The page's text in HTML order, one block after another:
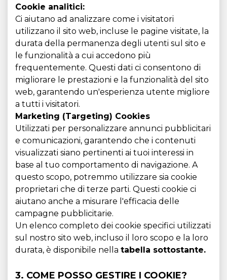
Cookie analitici:
Ci aiutano ad analizzare come i visitatori
utilizzano il sito web, incluse le pagine visitate, la
durata della permanenza degli utenti sul sito e
le funzionalità a cui accedono più
frequentemente. Questi dati ci consentono di
migliorare le prestazioni e la funzionalità del sito
web, garantendo un'esperienza utente migliore
a tutti i visitatori.
Marketing (Targeting) Cookies
Utilizzati per personalizzare annunci pubblicitari
e comunicazioni, garantendo che i contenuti
visualizzati siano pertinenti ai tuoi interessi in
base al tuo comportamento di navigazione. A
questo scopo, potremmo utilizzare sia cookie
proprietari che di terze parti. Questi cookie ci
aiutano anche a misurare l'efficacia delle
campagne pubblicitarie.
Un elenco completo dei cookie specifici utilizzati
sul nostro sito web, incluso il loro scopo e la loro
durata, è disponibile nella tabella sottostante.
3. COME POSSO GESTIRE I COOKIE?